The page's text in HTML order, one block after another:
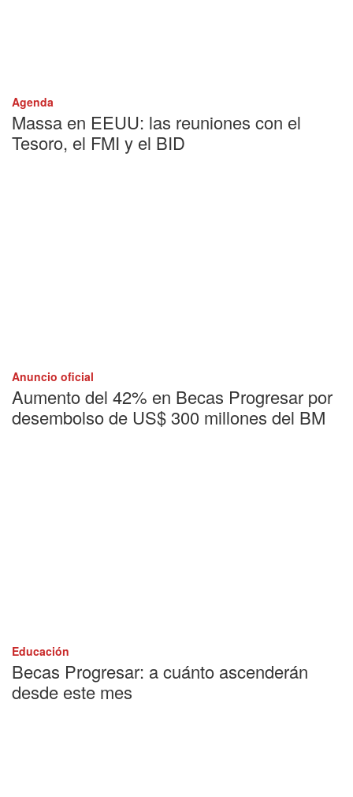
Agenda
Massa en EEUU: las reuniones con el
Tesoro, el FMI y el BID
Anuncio oficial
Aumento del 42% en Becas Progresar por
desembolso de US$ 300 millones del BM
Educación
Becas Progresar: a cuánto ascenderán
desde este mes